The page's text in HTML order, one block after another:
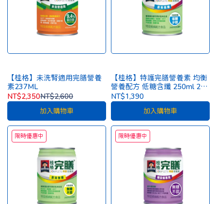
【桂格】未洗腎適用完膳營養
素237ML
NT$2,350NT$2,600
加入購物車
【桂格】特護完膳營養素 均衡
營養配方 低糖含纖 250ml 24
罐/箱(整箱出貨) [一箱再贈2罐]
NT$1,390
加入購物車
限時優惠中 限時優惠中